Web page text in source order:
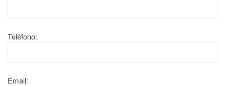
Teléfono:
Email: